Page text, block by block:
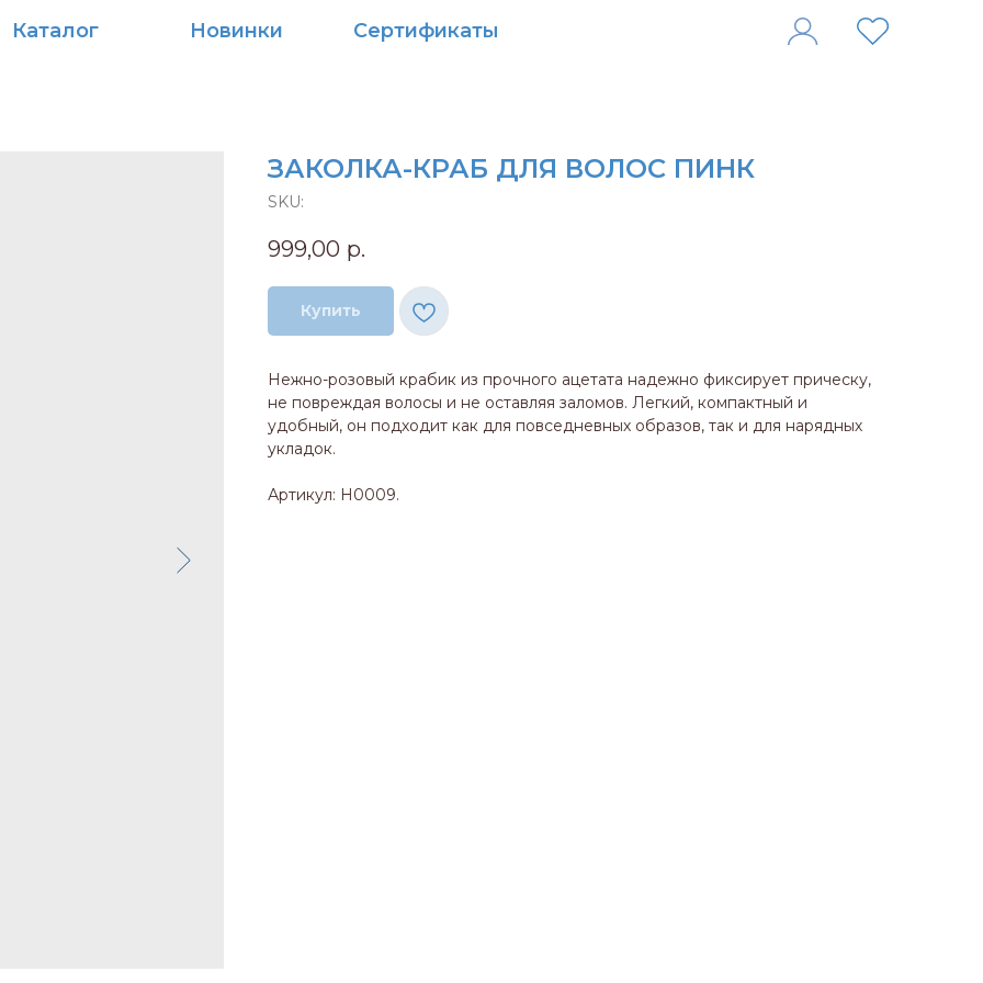
Сертификаты
Новинки
ЗАКОЛКА-КРАБ ДЛЯ ВОЛОС ПИНК
SKU:
999,00 р.
Купить
Нежно-розовый крабик из прочного ацетата надежно фиксирует прическу,
не повреждая волосы и не оставляя заломов. Легкий, компактный и
удобный, он подходит как для повседневных образов, так и для нарядных
укладок.
Артикул: H0009.